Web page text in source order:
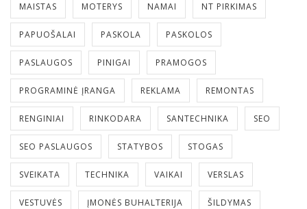
MAISTAS MOTERYS NAMAI NT PIRKIMAS
PAPUOŠALAI PASKOLA PASKOLOS
PASLAUGOS PINIGAI PRAMOGOS
PROGRAMINĖ ĮRANGA REKLAMA REMONTAS
RENGINIAI RINKODARA SANTECHNIKA SEO
SEO PASLAUGOS STATYBOS STOGAS
SVEIKATA TECHNIKA VAIKAI VERSLAS
VESTUVĖS ĮMONĖS BUHALTERIJA ŠILDYMAS